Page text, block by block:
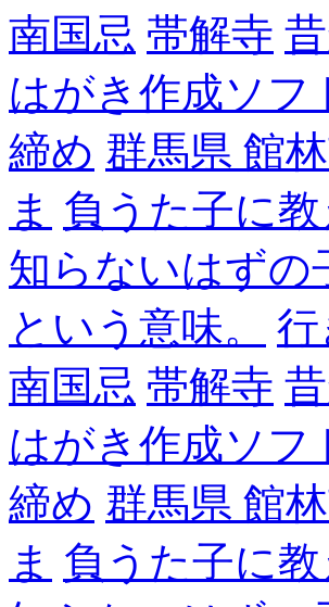
南国忌 帯解寺
はがき作成ソフ
締め 群馬県 館
ま 負うた子に
知らないはずの
という意味。
行
南国忌 帯解寺
はがき作成ソフ
締め 群馬県 館
ま 負うた子に